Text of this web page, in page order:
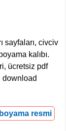
sayfaları, civciv
kalıbı.
ücretsiz pdf
download
resmi